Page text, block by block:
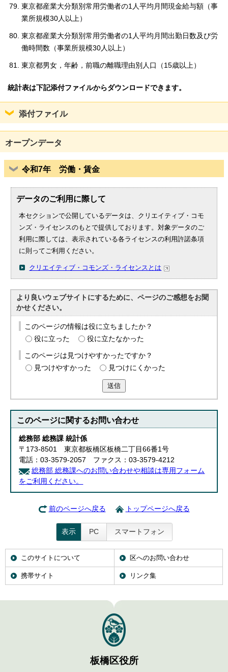
한국어
简体中文
繁體中文
東京都産業大分類別常用労働者の1人平均月間現金給与額（事
業所規模30人以上）
東京都産業大分類別常用労働者の1人平均月間出勤日数及び労
働時間数（事業所規模30人以上）
東京都男女，年齢，前職の離職理由別人口（15歳以上）
統計表は下記添付ファイルからダウンロードできます。
添付ファイル
オープンデータ
令和7年 労働・賃金
データのご利用に際して
本セクションで公開しているデータは、クリエイティブ・コモ
ンズ・ライセンスのもとで提供しております。対象データのご
利用に際しては、表示されている各ライセンスの利用許諾条項
に則ってご利用ください。
クリエイティブ・コモンズ・ライセンスとは
より良いウェブサイトにするために、ページのご感想をお聞
かせください。
このページの情報は役に立ちましたか？
役に立った
役に立たなかった
このページは見つけやすかったですか？
見つけやすかった
見つけにくかった
送信
このページに関するお問い合わせ
総務部 総務課 統計係
〒173-8501 東京都板橋区板橋二丁目66番1号
電話：03-3579-2057 ファクス：03-3579-4212
総務部 総務課へのお問い合わせや相談は専用フォーム
をご利用ください。
前のページへ戻る トップページへ戻る
表示 PC スマートフォン
このサイトについて 区へのお問い合わせ
携帯サイト リンク集
板橋区役所